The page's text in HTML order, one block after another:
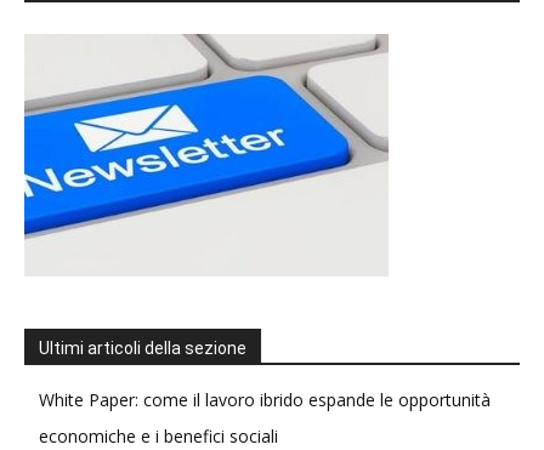
Ultimi articoli della sezione
White Paper: come il lavoro ibrido espande le opportunità
economiche e i benefici sociali